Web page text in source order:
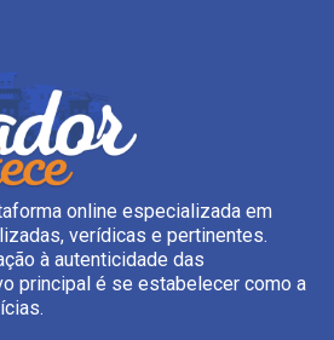
online especializada em
verídicas e pertinentes.
à autenticidade das
principal é se estabelecer como a